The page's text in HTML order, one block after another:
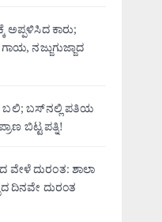
ಅಪ್ಪಳಿಸಿದ ಕಾರು;
ನಜ್ಜುಗುಜ್ಜಾದ
ಬಲಿ; ಬಸ್‌ನಲ್ಲಿ ಪತಿಯ
ಬಿಟ್ಟ ಪತ್ನಿ!
ವೇಳೆ ದುರಂತ: ಶಾಲಾ
ದಿನವೇ ದುರಂತ